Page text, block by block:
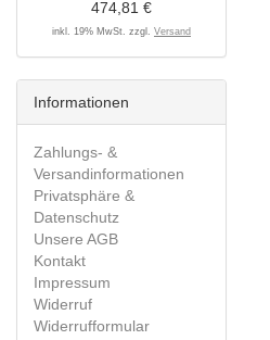
474,81 €
inkl. 19% MwSt. zzgl. Versand
Informationen
Zahlungs- &
Versandinformationen
Privatsphäre &
Datenschutz
Unsere AGB
Kontakt
Impressum
Widerruf
Widerrufformular